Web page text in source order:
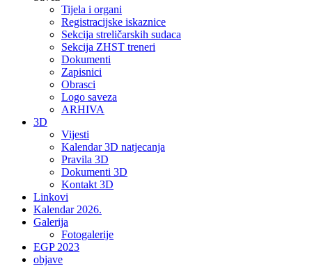
Tijela i organi
Registracijske iskaznice
Sekcija streličarskih sudaca
Sekcija ZHST treneri
Dokumenti
Zapisnici
Obrasci
Logo saveza
ARHIVA
3D
Vijesti
Kalendar 3D natjecanja
Pravila 3D
Dokumenti 3D
Kontakt 3D
Linkovi
Kalendar 2026.
Galerija
Fotogalerije
EGP 2023
objave